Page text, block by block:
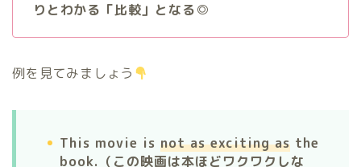
りとわかる「比較」となる◎
例を見てみましょう
This movie is not as exciting as the
book.（この映画は本ほどワクワクしな